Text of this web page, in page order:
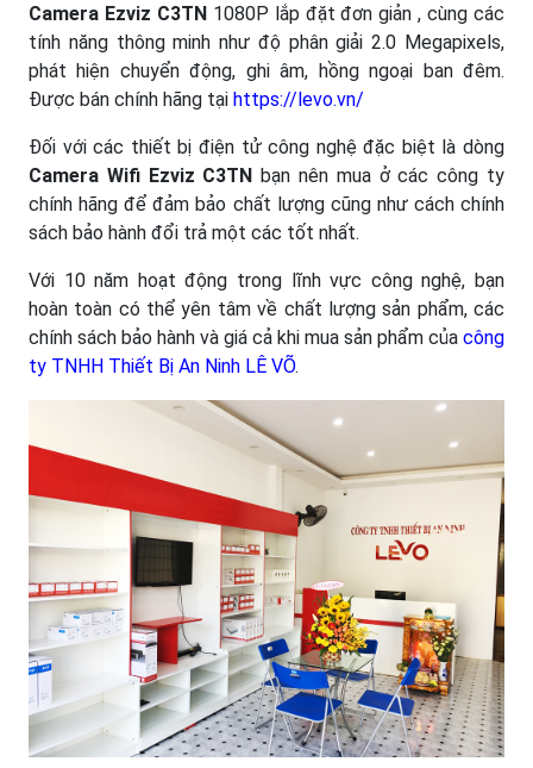
Camera Ezviz C3TN1080P lắp đặt đơn giản , cùng các
tính năng thông minh như độ phân giải 2.0 Megapixels,
phát hiện chuyển động, ghi âm, hồng ngoại ban đêm.
Được bán chính hãng tại https://levo.vn/
Đối với các thiết bị điện tử công nghệ đặc biệt là dòng
Camera Wifi Ezviz C3TN bạn nên mua ở các công ty
chính hãng để đảm bảo chất lượng cũng như cách chính
sách bảo hành đổi trả một các tốt nhất.
Với 10 năm hoạt động trong lĩnh vực công nghệ, bạn
hoàn toàn có thể yên tâm về chất lượng sản phẩm, các
chính sách bảo hành và giá cả khi mua sản phẩm của công
ty TNHH Thiết Bị An Ninh LÊ VÕ.